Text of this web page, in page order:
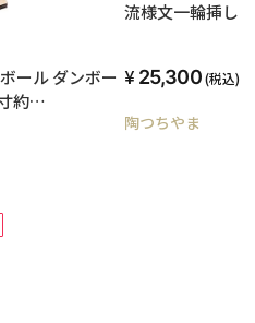
ール ダンボー
約
紙の厚さ
ポスター 長
流様文一輪挿し
25,300(税込)
陶つちやま